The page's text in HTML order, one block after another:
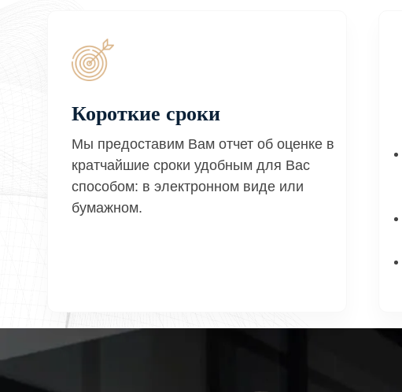
Короткие сроки
Мы предоставим Вам отчет об оценке в
кратчайшие сроки удобным для Вас
способом: в электронном виде или
бумажном.